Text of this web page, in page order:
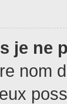
je ne
nom